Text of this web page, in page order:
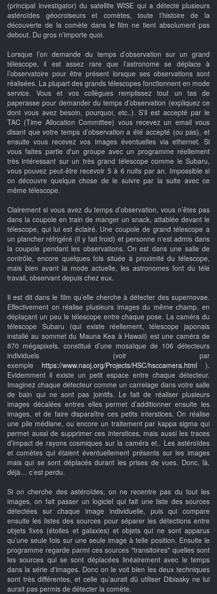
(principal investigator) du satellite WISE qui a détecté plusieurs
astéroïdes géocroiseurs et comètes, toute l’histoire de la
découverte de la comète dans le film ne tient absolument pas
debout. Du gros n’importe quoi.
Lorsque l’on demande du temps d’observation sur un grand
télescope, il est assez rare que l’astronome se déplace à
l’observatoire pour être présent lorsque ses observations sont
réalisées. La plupart des grands télescopes fonctionnent en mode
service. Vous et vos collègues remplissez tout un tas de
paperasse pour demander du temps d’observation (expliquez ce
dont vous avez besoin, pourquoi, etc..). S’il est accepté par le
TAC (Time Allocation Committee) vous recevez un email vous
disant que votre temps d’observation a été accepté (ou pas), et
ensuite vous recevez vos images éventuelles via ethernet. Si
vous faites partie d'un groupe avec un programme réellement
très intéressant sur un très grand télescope comme le Subaru,
vous pouvez peut-être recevoir 5 à 6 nuits par an. Impossible si
on découvre quelque chose de le suivre par la suite avec ce
même télescope.
Clairement si vous avez du temps d’observation, vous n’êtes pas
dans la coupole en train de manger un snack, attablée devant le
télescope, qui lui est éclairé. Une coupole de grand télescope a
un plancher réfrigéré (il y fait froid) et personne n'est admis dans
la coupole pendant les observations. On est dans une salle de
contrôle, encore quelques fois située à proximité du télescope,
mais bien avant la mode actuelle, les astronomes font du télé
travail, observant depuis chez eux.
Il est dit dans le film qu’elle cherche à détecter des supernovae.
Effectivement on réalise plusieurs images du même champ, en
déplaçant un peu le télescope entre chaque pose. La caméra du
télescope Subaru (qui existe réellement, télescope japonais
installé au sommet du Mauna Kea à Hawaii) est une caméra de
870 mégapixels, constitué d’une mosaïque de 106 détecteurs
individuels (voir par
exemple https://www.naoj.org/Projects/HSC/hsccamera.html ).
Evidemment il existe un petit espace entre chaque détecteur.
Imaginez chaque détecteur comme un carrelage dans votre salle
de bain qui ne sont pas jointifs. Le fait de réaliser plusieurs
images décalées entres elles permet d’additionner ensuite les
images, et de faire disparaître ces petits interstices. On réalise
une pile médiane, ou encore un traitement par kappa sigma qui
permet aussi de supprimer ces interstices, mais aussi les traces
d’impact de rayons cosmiques sur la caméra et.. Les astéroïdes
et comètes qui étaient éventuellement présents sur les images
mais qui se sont déplacés durant les prises de vues. Donc, là,
déjà… c’est perdu.
Si on cherche des astéroïdes, on ne recentre pas du tout les
images, on fait passer un logiciel qui fait une liste des sources
détectées sur chaque image individuelle, puis qui compare
ensuite les listes des sources pour séparer les détections entre
objets fixes (étoiles et galaxies) et objets qui ne sont apparus
qu’une seule fois sur une seule image à telle position. Ensuite le
programme regarde parmi ces sources "transitoires" quelles sont
les sources qui se sont déplacées linéairement avec le temps
dans la série d'images. Donc on le voit bien les deux techniques
sont très différentes, et celle qu’aurait dû utiliser Dibiasky ne lui
aurait pas permis de détecter la comète.